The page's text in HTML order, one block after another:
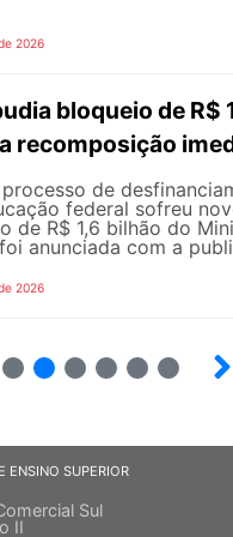
2026
bloqueio de R$
recomposição
de
federal sofreu
de R$ 1,6 bilhão do
anunciada com a
2026
ENSINO SUPERIOR
Sul
II